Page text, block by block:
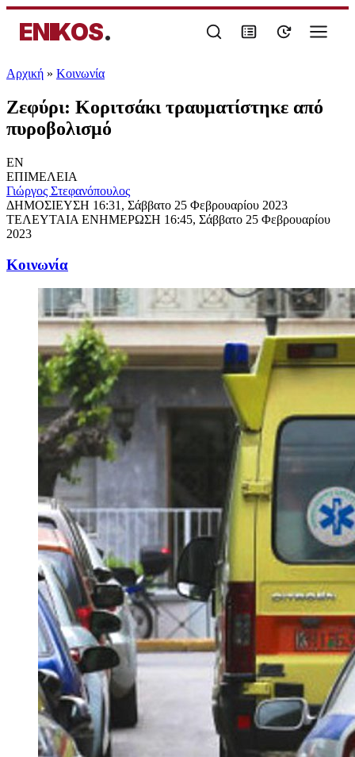
ENIKOS.
Αρχική » Κοινωνία
Ζεφύρι: Κοριτσάκι τραυματίστηκε από
πυροβολισμό
EN
ΕΠΙΜΕΛΕΙΑ
Γιώργος Στεφανόπουλος
ΔΗΜΟΣΙΕΥΣΗ 16:31, Σάββατο 25 Φεβρουαρίου 2023
ΤΕΛΕΥΤΑΙΑ ΕΝΗΜΕΡΩΣΗ 16:45, Σάββατο 25 Φεβρουαρίου
2023
Κοινωνία